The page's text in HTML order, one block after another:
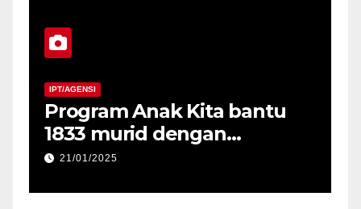
IPT/AGENSI
Program Anak Kita bantu
1833 murid dengan
penyerahan peranti di
21/01/2025